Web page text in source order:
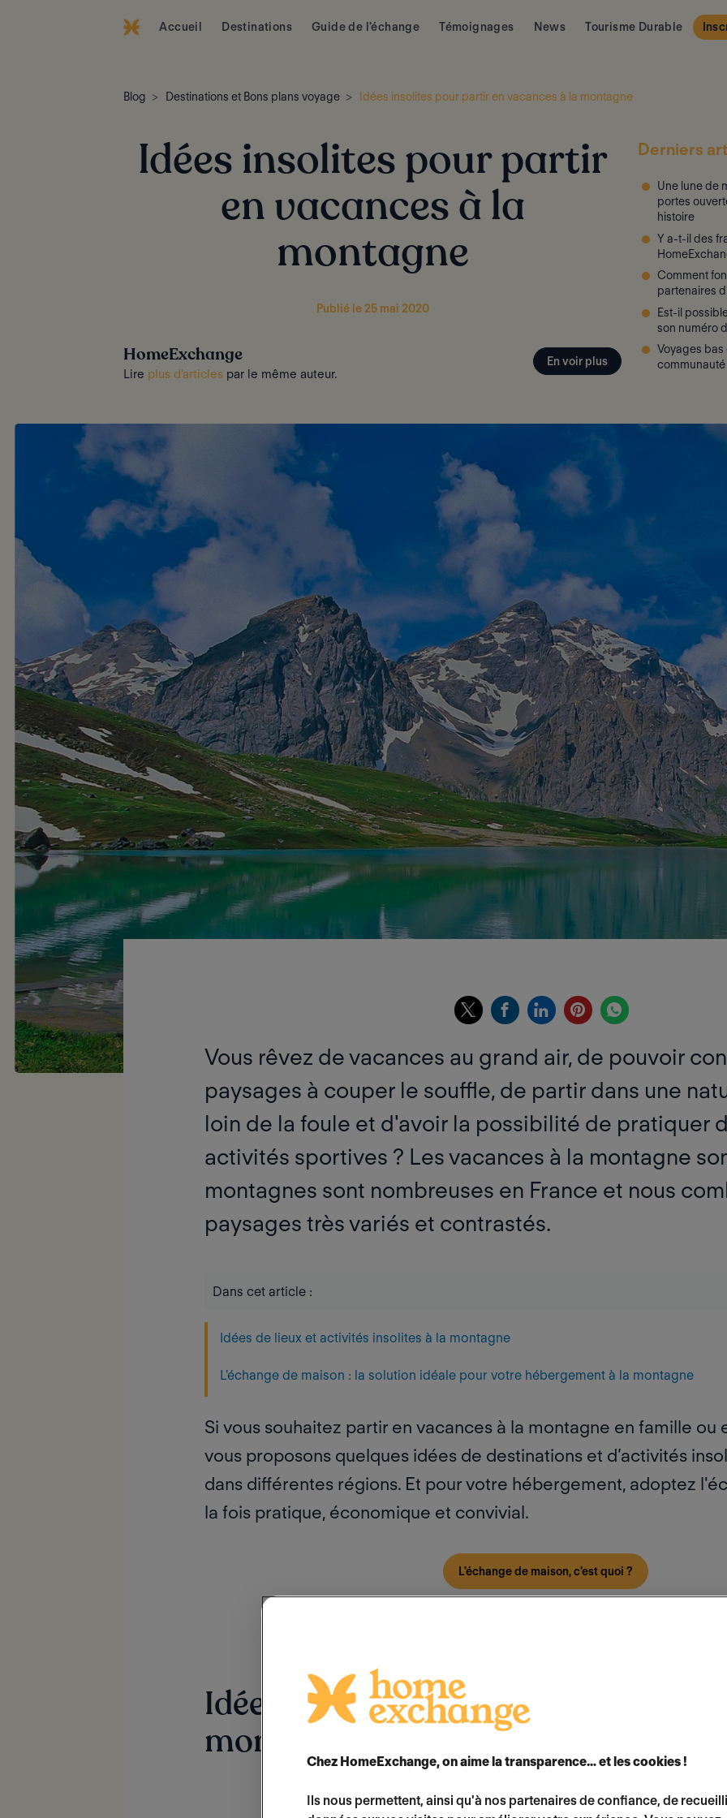
Accueil Destinations Guide de l'échange Témoignages News Tourisme Durable
Blog Destinations et Bons plans voyage Idées insolites pour partir en vacances à la montagne
Idées insolites pour partir
en vacances à la
montagne
Publié le 25 mai 2020
HomeExchange
Lire plus d'articles par le même auteur.
En voir plus
Derniers
Une lune de
portes
histoire
Y a-t-il des
Comment
partenaires
Est-il
son numéro
Voyages
communauté
Vous rêvez de vacances au grand air, de pouvoir
paysages à couper le souffle, de partir dans une
loin de la foule et d'avoir la possibilité de pratiquer
activités sportives ? Les vacances à la montagne
montagnes sont nombreuses en France et nous
paysages très variés et contrastés.
Dans cet article :
Idées de lieux et activités insolites à la montagne
L'échange de maison : la solution idéale pour votre hébergement à la montagne
Si vous souhaitez partir en vacances à la montagne en famille ou
vous proposons quelques idées de destinations et d’activités
dans différentes régions. Et pour votre hébergement, adoptez
la fois pratique, économique et convivial.
L'échange de maison, c'est quoi ?
Idées de lieux et activités insolites
montagne
Chez HomeExchange, on aime la transparence… et les cookies !
Ils nous permettent, ainsi qu'à nos partenaires de confiance, de